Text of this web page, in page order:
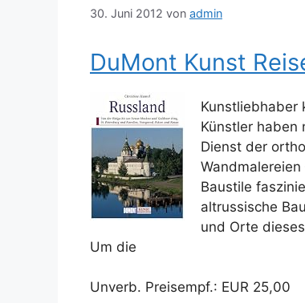
30. Juni 2012 von admin
DuMont Kunst
Kunstliebhaber
Künstler
Dienst der
Baustile
altrussische
und Orte
Um die
Unverb. Preisempf.: EUR 25,00